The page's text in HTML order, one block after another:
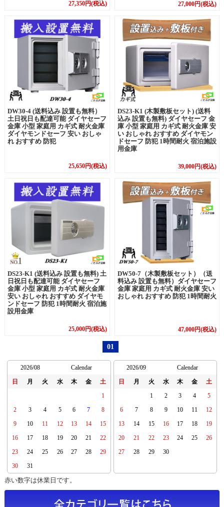
27,350円(税込) 27,000円(税込)
DW30-4 (送料込み 設置も無料）
土日祝日も配達可能 ダイヤセーフ
金庫 小型 家庭用 カギ式 耐火金庫
ダイヤモンドセーフ 安い おしゃ
れ おすすめ 防犯
25,650円(税込)
DS23-K1 (木製敷板セット) (送料
込み 設置も無料) ダイヤセーフ 金
庫 小型 家庭用 カギ式 耐火金庫 安
い おしゃれ おすすめ ダイヤモン
ドセーフ 防犯 1時間耐火 宿泊施設
用金庫
39,000円(税込)
DS23-K1 (送料込み 設置も無料) 土
日祝日も配達可能 ダイヤセーフ
金庫 小型 家庭用 カギ式 耐火金庫
安い おしゃれ おすすめ ダイヤモ
ンドセーフ 防犯 1時間耐火 宿泊施
設用金庫
25,000円(税込)
DW50-7（木製敷板セット）（送
料込み 設置も無料）ダイヤセーフ
金庫 家庭用 カギ式 耐火金庫 安い
おしゃれ おすすめ 防犯 1時間耐火
47,000円(税込)
01
2026/08 Calendar
日 月 火 水 木 金 土
1
2 3 4 5 6 7 8
9 10 11 12 13 14 15
16 17 18 19 20 21 22
23 24 25 26 27 28 29
30 31
2026/09 Calendar
日 月 火 水 木 金 土
1 2 3 4 5
6 7 8 9 10 11 12
13 14 15 16 17 18 19
20 21 22 23 24 25 26
27 28 29 30
赤い数字は休業日です。